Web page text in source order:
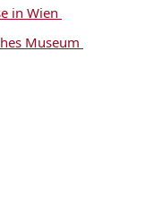
in Wien
Museum